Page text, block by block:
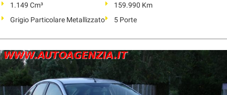
1.149 Cm³
159.990 Km
Grigio Particolare Metallizzato
5 Porte